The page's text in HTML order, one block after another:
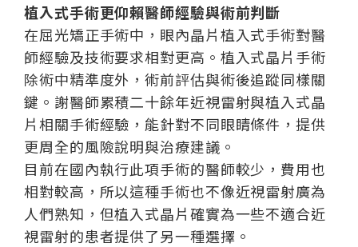
植入式手術更仰賴醫師經驗與術前判斷
在屈光矯正手術中，眼內晶片植入式手術對醫
師經驗及技術要求相對更高。植入式晶片手術
除術中精準度外，術前評估與術後追蹤同樣關
鍵。謝醫師累積二十餘年近視雷射與植入式晶
片相關手術經驗，能針對不同眼睛條件，提供
更周全的風險說明與治療建議。
目前在國內執行此項手術的醫師較少，費用也
相對較高，所以這種手術也不像近視雷射廣為
人們熟知，但植入式晶片確實為一些不適合近
視雷射的患者提供了另一種選擇。